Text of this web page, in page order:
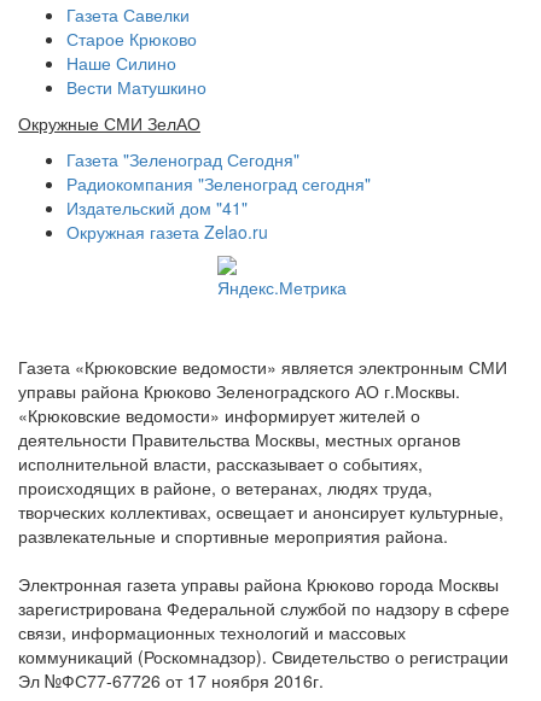
Газета Савелки
Старое Крюково
Наше Силино
Вести Матушкино
Окружные СМИ ЗелАО
Газета "Зеленоград Сегодня"
Радиокомпания "Зеленоград сегодня"
Издательский дом "41"
Окружная газета Zelao.ru
Газета «Крюковские ведомости» является электронным СМИ
управы района Крюково Зеленоградского АО г.Москвы.
«Крюковские ведомости» информирует жителей о
деятельности Правительства Москвы, местных органов
исполнительной власти, рассказывает о событиях,
происходящих в районе, о ветеранах, людях труда,
творческих коллективах, освещает и анонсирует культурные,
развлекательные и спортивные мероприятия района.
Электронная газета управы района Крюково города Москвы
зарегистрирована Федеральной службой по надзору в сфере
связи, информационных технологий и массовых
коммуникаций (Роскомнадзор). Свидетельство о регистрации
Эл №ФС77-67726 от 17 ноября 2016г.